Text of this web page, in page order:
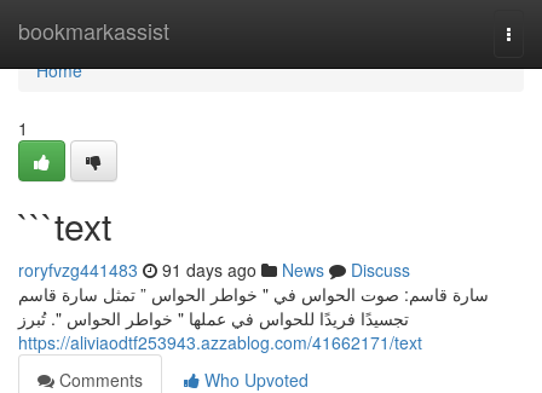
bookmarkassist
Home
Home
1
```text
roryfvzg441483 91 days ago News
Discuss
سارة قاسم: صوت الحواس في " خواطر الحواس ” تمثل سارة قاسم
تجسيدًا فريدًا للحواس في عملها " خواطر الحواس ". تُبرز
https://aliviaodtf253943.azzablog.com/41662171/text
Comments
Who Upvoted